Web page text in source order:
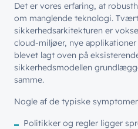
Det er vores erfaring, at
om manglende teknologi.
sikkerhedsarkitekturen er
cloud-miljøer, nye
blevet lagt oven på
sikkerhedsmodellen
samme.
Nogle af de typiske
Politikker og regler ligger